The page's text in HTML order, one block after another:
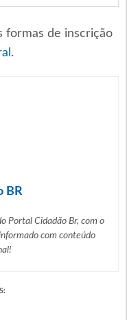
formas de inscrição
.
BR
Portal Cidadão Br, com o
comconteúdo